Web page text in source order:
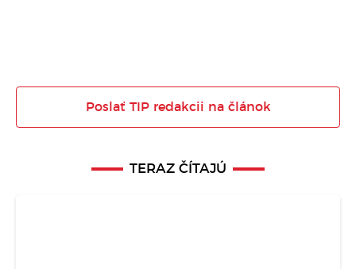
Poslať TIP redakcii na článok
TERAZ ČÍTAJÚ